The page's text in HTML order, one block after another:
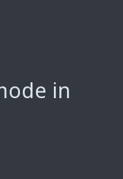
in